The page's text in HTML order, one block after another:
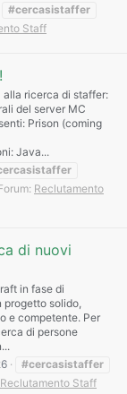
#cercasistaffer
Staff
ricerca di staffer:
del server MC
Prison (coming
Java...
Reclutamento
di nuovi
in fase di
solido,
e competente. Per
di persone
#cercasistaffer
Reclutamento Staff